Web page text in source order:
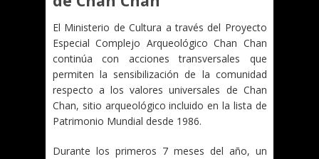
El Ministerio de Cultura a través del Proyecto
Especial Complejo Arqueológico Chan Chan
continúa con acciones transversales que
permiten la sensibilización de la comunidad
respecto a los valores universales de Chan
Chan, sitio arqueológico incluido en la lista de
Patrimonio Mundial desde 1986.
Durante los primeros 7 meses del año, un